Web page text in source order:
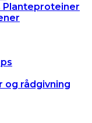
og rådgivning